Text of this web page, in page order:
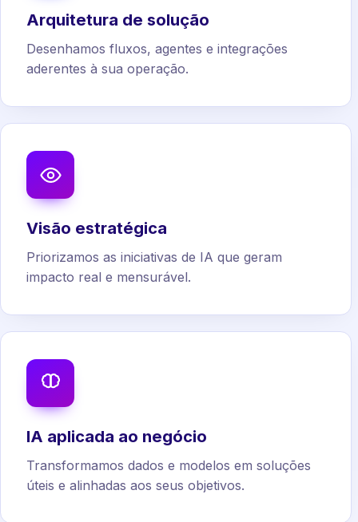
Arquitetura de solução
Desenhamos fluxos, agentes e integrações
aderentes à sua operação.
Visão estratégica
Priorizamos as iniciativas de IA que geram
impacto real e mensurável.
IA aplicada ao negócio
Transformamos dados e modelos em soluções
úteis e alinhadas aos seus objetivos.